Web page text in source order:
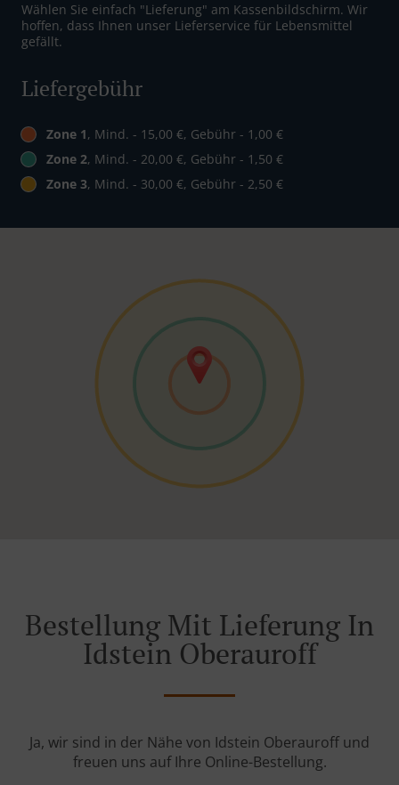
Wählen Sie einfach "Lieferung" am Kassenbildschirm. Wir
hoffen, dass Ihnen unser Lieferservice für Lebensmittel
gefällt.
Liefergebühr
Zone 1, Mind. - 15,00 €, Gebühr - 1,00 €
Zone 2, Mind. - 20,00 €, Gebühr - 1,50 €
Zone 3, Mind. - 30,00 €, Gebühr - 2,50 €
Bestellung Mit Lieferung In
Idstein Oberauroff
Ja, wir sind in der Nähe von Idstein Oberauroff und
freuen uns auf Ihre Online-Bestellung.